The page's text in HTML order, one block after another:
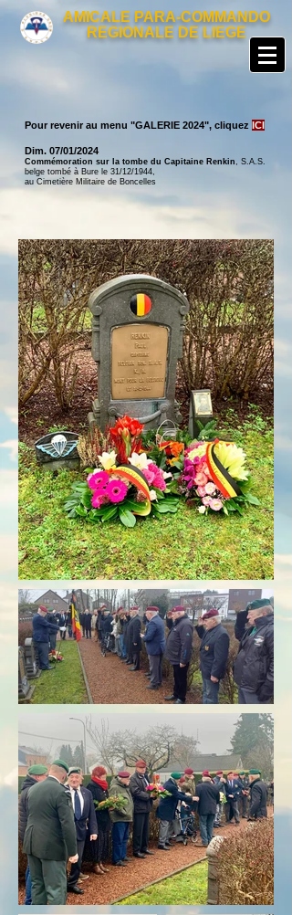
AMICALE PARA-COMMANDO
REGIONALE DE LIEGE
Pour revenir au menu "GALERIE 2024", cliquez ICI
Dim. 07/01/2024
Commémoration sur la tombe du Capitaine Renkin, S.A.S.
belge tombé à Bure le 31/12/1944,
au Cimetière Militaire de Boncelles